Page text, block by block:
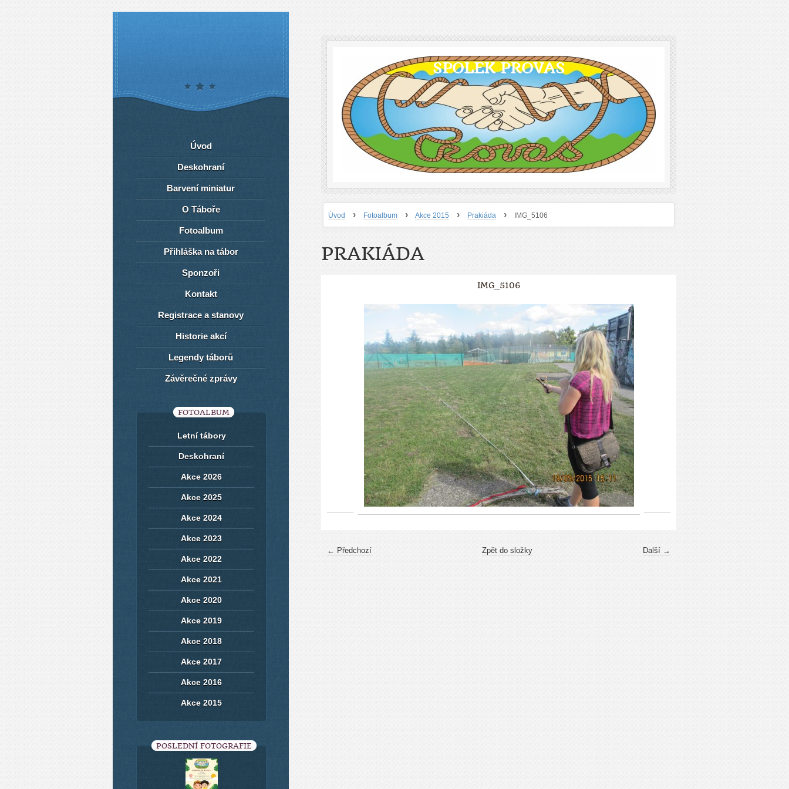
SPOLEK PROVAS
Úvod › Fotoalbum › Akce 2015 › Prakiáda › IMG_5106
PRAKIÁDA
IMG_5106
← Předchozí Další →
Zpět do složky
Úvod
Deskohraní
Barvení miniatur
O Táboře
Fotoalbum
Přihláška na tábor
Sponzoři
Kontakt
Registrace a stanovy
Historie akcí
Legendy táborů
Závěrečné zprávy
FOTOALBUM
Letní tábory
Deskohraní
Akce 2026
Akce 2025
Akce 2024
Akce 2023
Akce 2022
Akce 2021
Akce 2020
Akce 2019
Akce 2018
Akce 2017
Akce 2016
Akce 2015
POSLEDNÍ FOTOGRAFIE